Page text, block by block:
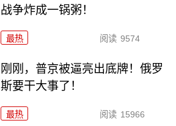
战争炸成一锅粥！
最热 阅读 9574
刚刚，普京被逼亮出底牌！俄罗
斯要干大事了！
最热 阅读 15966